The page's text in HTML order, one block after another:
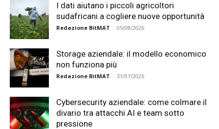
I dati aiutano i piccoli agricoltori
sudafricani a cogliere nuove opportunità
Redazione BitMAT - 05/08/2026
Storage aziendale: il modello economico
non funziona più
Redazione BitMAT - 31/07/2026
Cybersecurity aziendale: come colmare il
divario tra attacchi AI e team sotto
pressione